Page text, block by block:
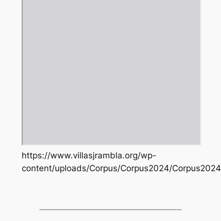
https://www.villasjrambla.org/wp-
content/uploads/Corpus/Corpus2024/